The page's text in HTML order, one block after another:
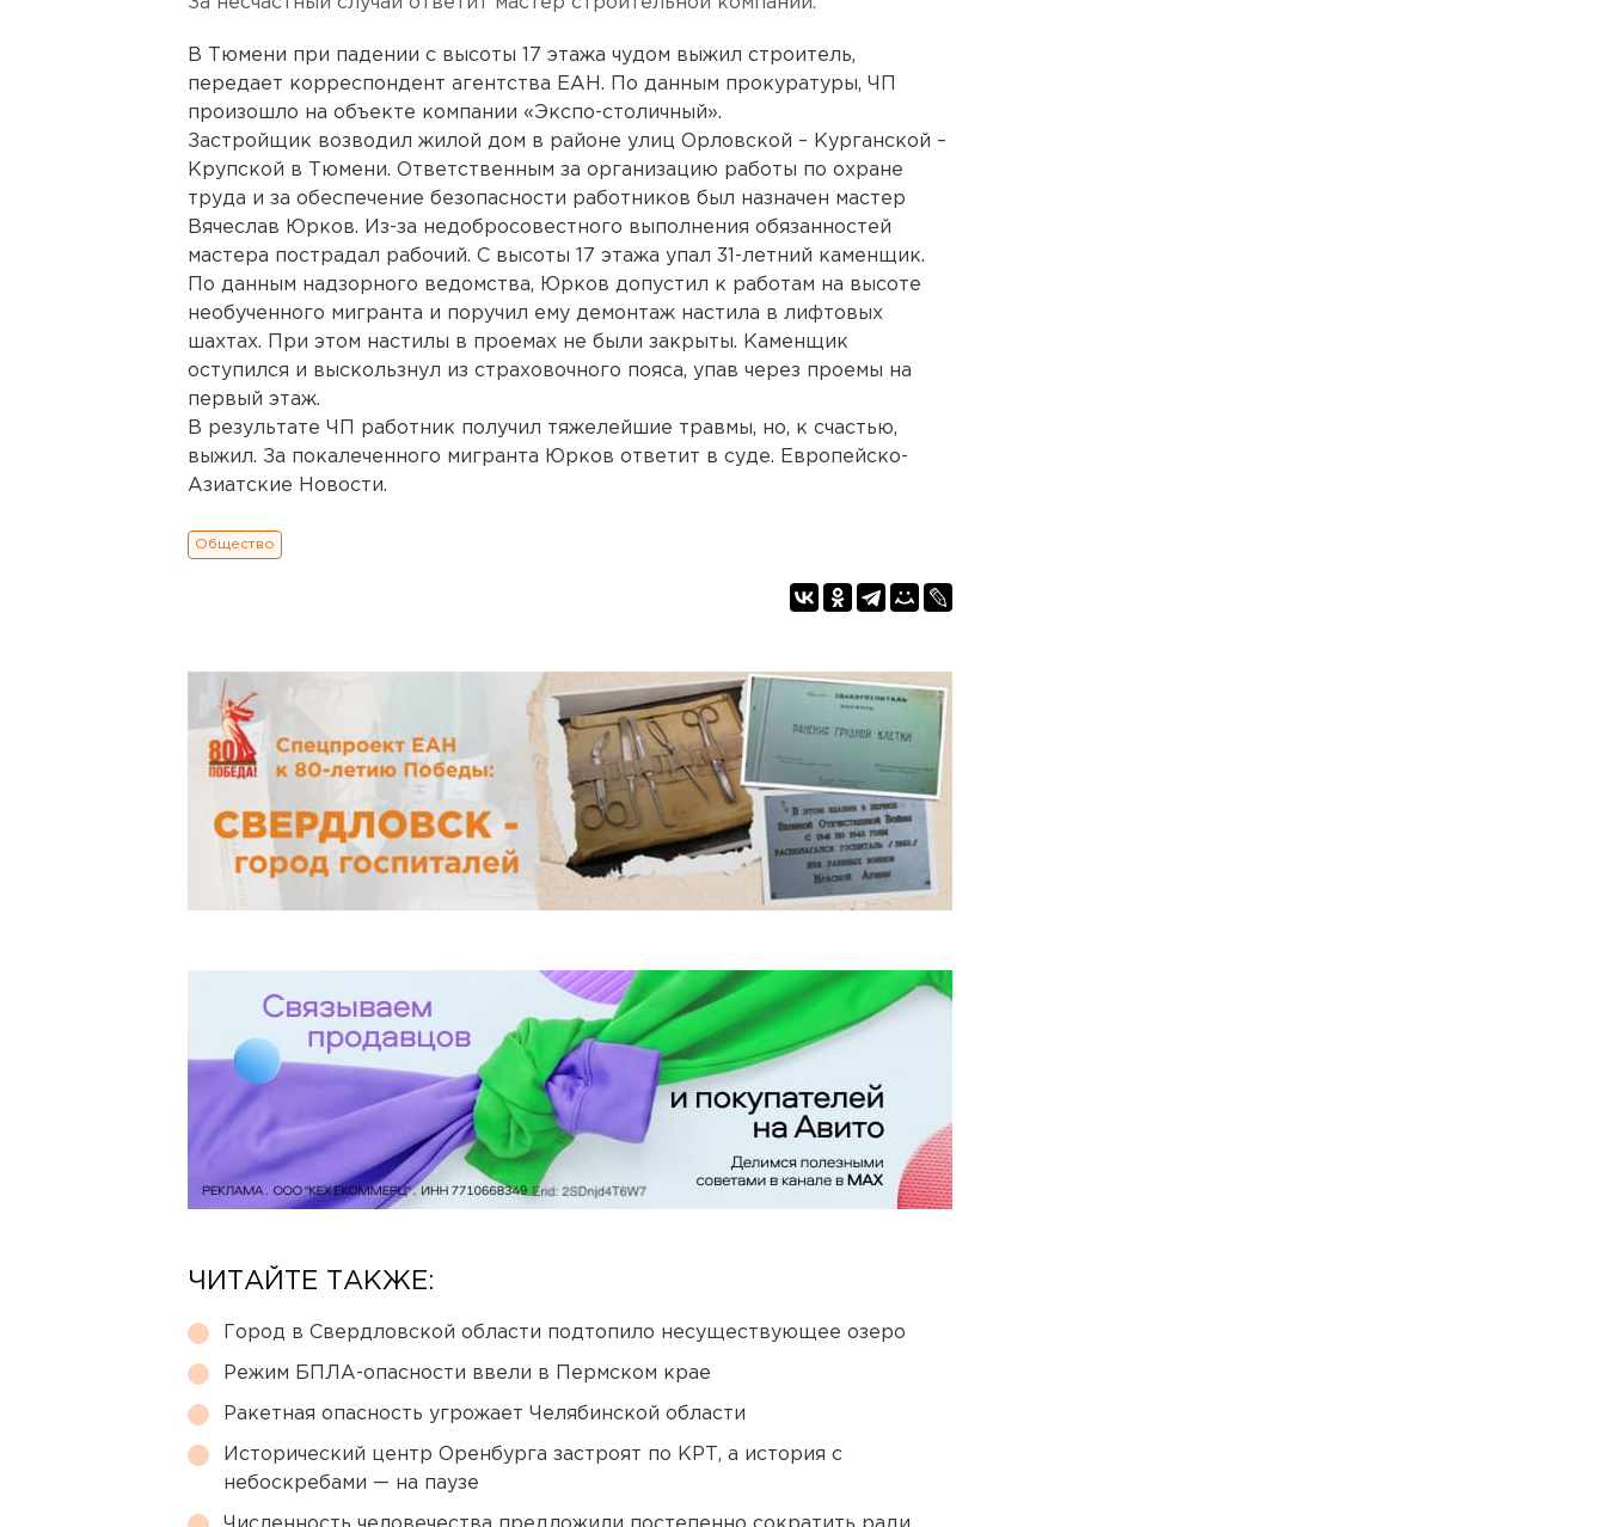
В Тюмени при падении с высоты 17 этажа чудом выжил строитель,
передает корреспондент агентства ЕАН. По данным прокуратуры, ЧП
произошло на объекте компании «Экспо-столичный».
Застройщик возводил жилой дом в районе улиц Орловской – Курганской –
Крупской в Тюмени. Ответственным за организацию работы по охране
труда и за обеспечение безопасности работников был назначен мастер
Вячеслав Юрков. Из-за недобросовестного выполнения обязанностей
мастера пострадал рабочий. С высоты 17 этажа упал 31-летний каменщик.
По данным надзорного ведомства, Юрков допустил к работам на высоте
необученного мигранта и поручил ему демонтаж настила в лифтовых
шахтах. При этом настилы в проемах не были закрыты. Каменщик
оступился и выскользнул из страховочного пояса, упав через проемы на
первый этаж.
В результате ЧП работник получил тяжелейшие травмы, но, к счастью,
выжил. За покалеченного мигранта Юрков ответит в суде. Европейско-
Азиатские Новости.
Общество
ЧИТАЙТЕ ТАКЖЕ:
Город в Свердловской области подтопило несуществующее озеро
Режим БПЛА-опасности ввели в Пермском крае
Ракетная опасность угрожает Челябинской области
Исторический центр Оренбурга застроят по КРТ, а история с
небоскребами — на паузе